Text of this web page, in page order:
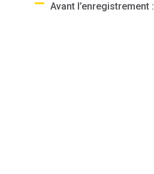
Avant l’enregistrement :